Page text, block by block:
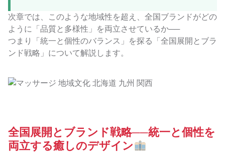
次章では、このような地域性を超え、全国ブランドがどの
ように「品質と多様性」を両立させているか──
つまり「統一と個性のバランス」を探る「全国展開とブラ
ンド戦略」について解説します。
全国展開とブランド戦略──統一と個性を
両立する癒しのデザイン